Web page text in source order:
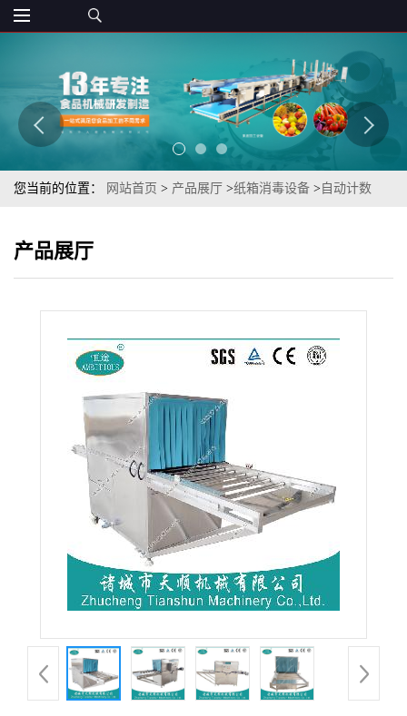
您当前的位置： 网站首页 > 产品展厅 >纸箱消毒设备 > 自动计数
产品展厅